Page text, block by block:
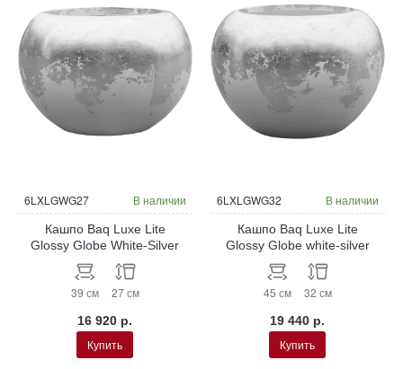
6LXLGWG27 В наличии
Кашпо Baq Luxe Lite
Glossy Globe White-Silver
39 см 27 см
16 920 р.
Купить
6LXLGWG32 В наличии
Кашпо Baq Luxe Lite
Glossy Globe white-silver
45 см 32 см
19 440 р.
Купить